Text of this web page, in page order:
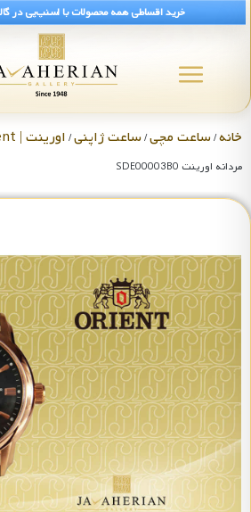
خرید اقساطی همه محصولات با اسنپ‌پی در
خانه/ساعت مچی/ساعت ژاپنی/ اورینت | Orient
مردانه اورینت SDE00003B0